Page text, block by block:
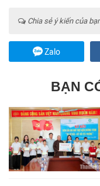
Chia sẻ ý kiến của
Zalo
BẠN